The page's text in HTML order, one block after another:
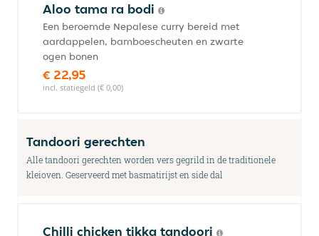
Aloo tama ra bodi
Een beroemde Nepalese curry bereid met
aardappelen, bamboescheuten en zwarte
ogen bonen
€ 22,95
incl. statiegeld (€ 0,00)
Tandoori gerechten
Alle tandoori gerechten worden vers gegrild in de traditionele
kleioven. Geserveerd met basmatirijst en side dal
Chilli chicken tikka tandoori